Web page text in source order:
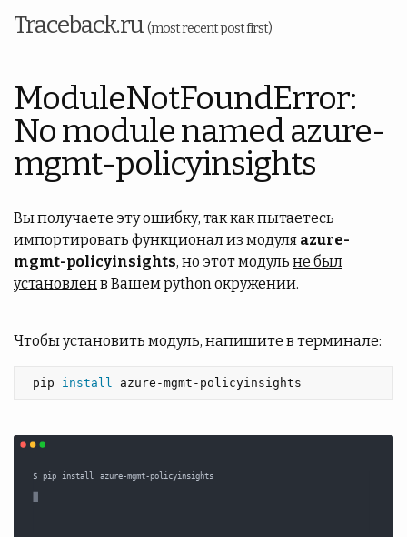
Traceback.ru (most recent post first)
ModuleNotFoundError:
No module named azure-
mgmt-policyinsights
Вы получаете эту ошибку, так как пытаетесь
импортировать функционал из модуля azure-
mgmt-policyinsights, но этот модуль не был
установленв Вашем python окружении.
Чтобы установить модуль, напишите в терминале:
pip install azure-mgmt-policyinsights